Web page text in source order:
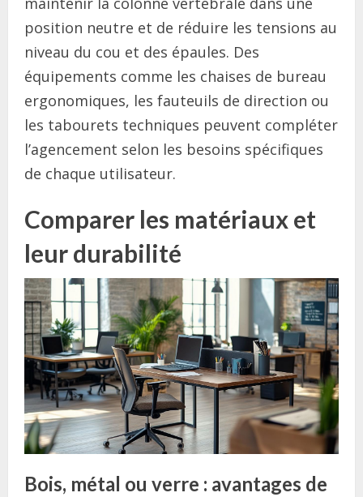
position neutre et de réduire les tensions au
niveau du cou et des épaules. Des
équipements comme les chaises de bureau
ergonomiques, les fauteuils de direction ou
les tabourets techniques peuvent compléter
l’agencement selon les besoins spécifiques
de chaque utilisateur.
Comparer les matériaux et
leur durabilité
Bois, métal ou verre : avantages de